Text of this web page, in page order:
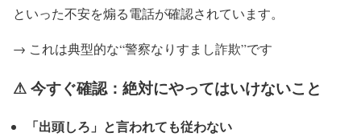
といった不安を煽る電話が確認されています。
→ これは典型的な“警察なりすまし詐欺”です
⚠ 今すぐ確認：絶対にやってはいけないこと
「出頭しろ」と言われても従わない